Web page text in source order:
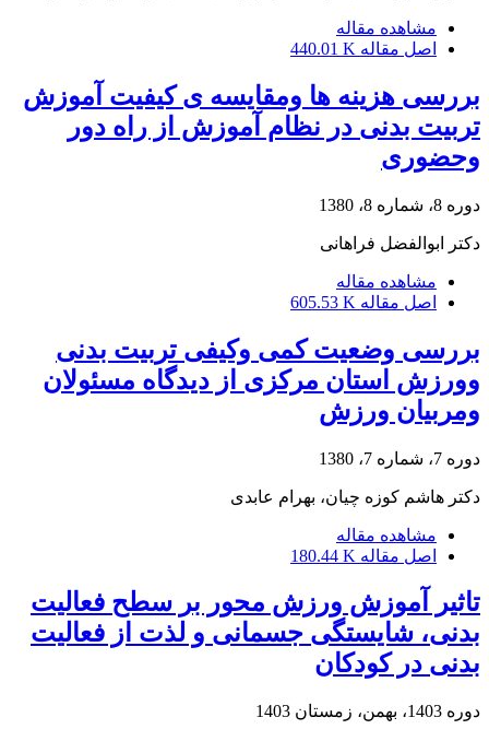
مشاهده مقاله
اصل مقاله 440.01 K
بررسی هزینه ها ومقایسه ی کیفیت آموزش
تربیت بدنی در نظام آموزش از راه دور
وحضوری
دوره 8، شماره 8، 1380
دکتر ابوالفضل فراهانی
مشاهده مقاله
اصل مقاله 605.53 K
بررسی وضعیت کمی وکیفی تربیت بدنی
وورزش استان مرکزی از دیدگاه مسئولان
ومربیان ورزش
دوره 7، شماره 7، 1380
دکتر هاشم کوزه چیان، بهرام عابدی
مشاهده مقاله
اصل مقاله 180.44 K
تاثیر آموزش ورزش محور بر سطح فعالیت
بدنی، شایستگی جسمانی و لذت از فعالیت
بدنی در کودکان
دوره 1403، بهمن، زمستان 1403